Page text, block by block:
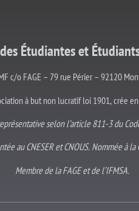
Étudiantes et
c/o FAGE – 79 rue Périer – 92120
à but non lucratif loi 1901, crée
selon l’article 811-3 du
au CNESER et CNOUS. Nommée à la
Membre de la FAGE et de l’IFMSA.